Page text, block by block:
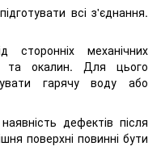
всі з'єднання.
сторонніх механічних
та окалин. Для цього
гарячу воду або
дефектів після
поверхні повинні бути